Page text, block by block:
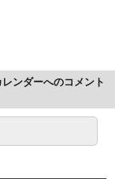
ンダーへのコメント